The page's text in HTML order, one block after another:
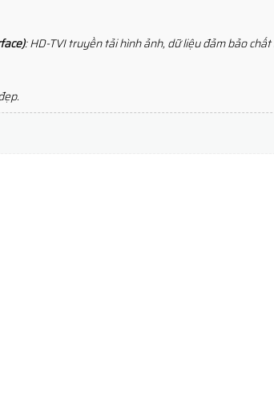
: HD-TVI truyền tải hình ảnh, dữ liệu đảm bảo